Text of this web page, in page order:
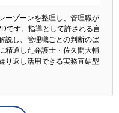
ーゾーンを整理し、管理職が
です。指導として許される言
説し、管理職ごとの判断のば
精通した弁護士・佐久間大輔
り返し活用できる実務直結型